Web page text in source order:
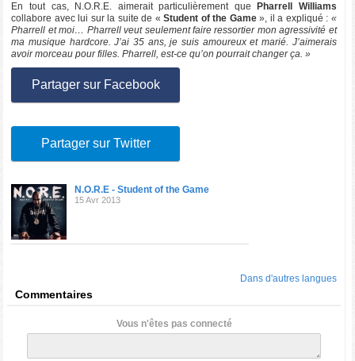
En tout cas, N.O.R.E. aimerait particulièrement que Pharrell Williams
collabore avec lui sur la suite de « Student of the Game», il a expliqué : «
Pharrell et moi… Pharrell veut seulement faire ressortier mon agressivité et
ma musique hardcore. J’ai 35 ans, je suis amoureux et marié. J’aimerais
avoir morceau pour filles. Pharrell, est-ce qu’on pourrait changer ça. »
Partager sur Facebook
Partager sur Twitter
N.O.R.E - Student of the Game
15 Avr 2013
Dans d'autres langues
Commentaires
Vous n'êtes pas connecté